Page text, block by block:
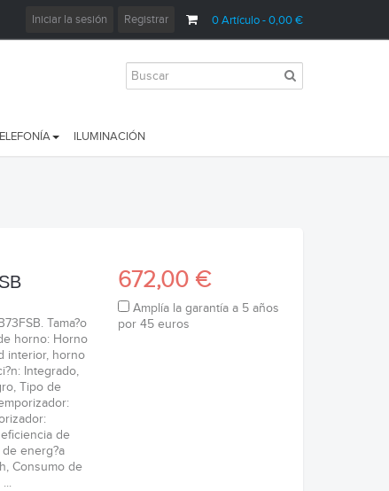
0Artículo- 0,00 €
Iniciar la sesión Registrar
ILUMINACIÓN
Tama?o
horno: Horno
interior, horno
Integrado,
Tipo de
de
de energ?a
Consumo de
672,00 €
Amplía la garantía a 5 años
por 45 euros